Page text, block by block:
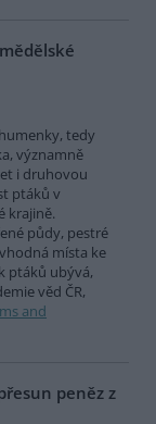
tedy
významně
i druhovou
ptáků v
krajině.
půdy, pestré
místa ke
ptáků ubývá,
věd ČR,
and
peněz z